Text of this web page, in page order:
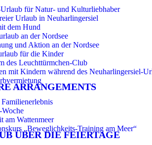
für Natur- und Kulturliebhaber
Urlaub in Neuharlingersiel
dem Hund
an der Nordsee
und Aktion an der Nordsee
für die Kinder
des Leuchttürmchen-Club
mit Kindern während des Neuharlingersiel-
ARRANGEMENTS
Woche
am Wattenmeer
„Beweglichkeits-Training am Meer“
ÜBER DIE FEIERTAGE